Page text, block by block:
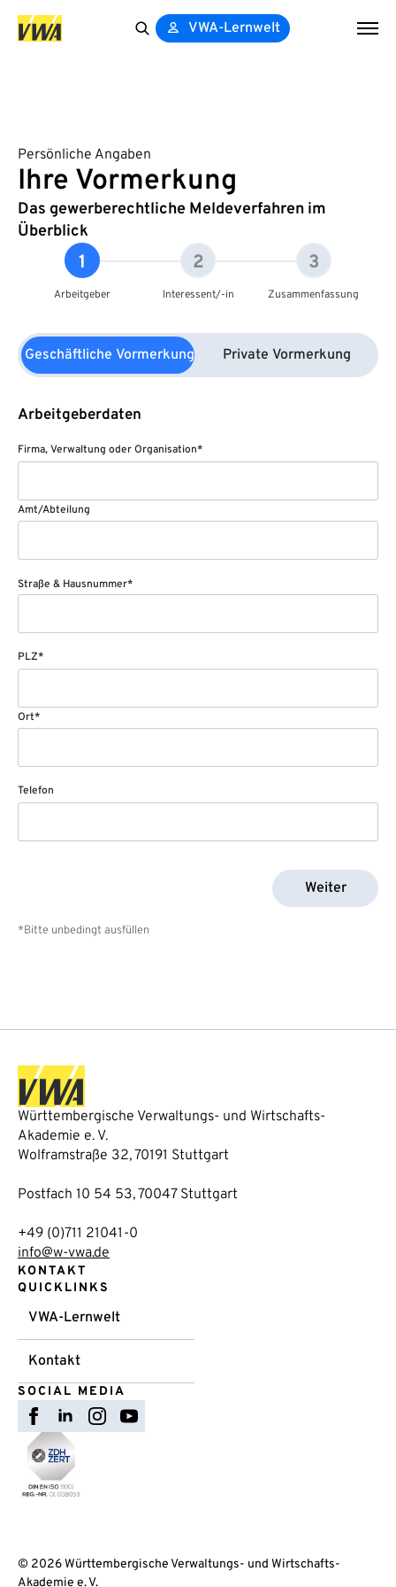
VWA-Lernwelt
Persönliche Angaben
Ihre Vormerkung
Das gewerberechtliche Meldeverfahren im
Überblick
1
Arbeitgeber
2
Interessent/-in
3
Zusammenfassung
Geschäftliche Vormerkung Private Vormerkung
Arbeitgeberdaten
Firma, Verwaltung oder Organisation*
Amt/Abteilung
Straße & Hausnummer*
PLZ*
Ort*
Telefon
Weiter
*Bitte unbedingt ausfüllen
Württembergische Verwaltungs- und Wirtschafts-
Akademie e. V.
Wolframstraße 32, 70191 Stuttgart
Postfach 10 54 53, 70047 Stuttgart
+49 (0)711 21041-0
info@w-vwa.de
KONTAKT
QUICKLINKS
VWA-Lernwelt
Kontakt
SOCIAL MEDIA
© 2026 Württembergische Verwaltungs- und Wirtschafts-
Akademie e. V.